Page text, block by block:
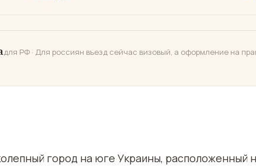
для РФ · Для россиян въезд сейчас визовый, а оформление на
город на юге Украины, расположенный